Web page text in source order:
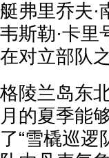
艇弗里乔夫
韦斯勒·卡里
在对立部队
格陵兰岛东
月的夏季能
了“雪橇巡逻